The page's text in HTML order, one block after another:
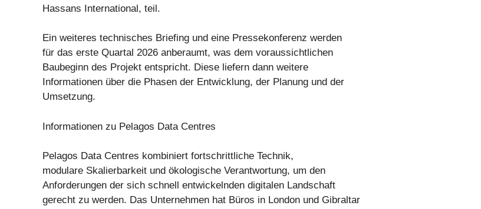
Hassans International, teil.
Ein weiteres technisches Briefing und eine Pressekonferenz werden
für das erste Quartal 2026 anberaumt, was dem voraussichtlichen
Baubeginn des Projekt entspricht. Diese liefern dann weitere
Informationen über die Phasen der Entwicklung, der Planung und der
Umsetzung.
Informationen zu Pelagos Data Centres
Pelagos Data Centres kombiniert fortschrittliche Technik,
modulare Skalierbarkeit und ökologische Verantwortung, um den
Anforderungen der sich schnell entwickelnden digitalen Landschaft
gerecht zu werden. Das Unternehmen hat Büros in London und Gibraltar